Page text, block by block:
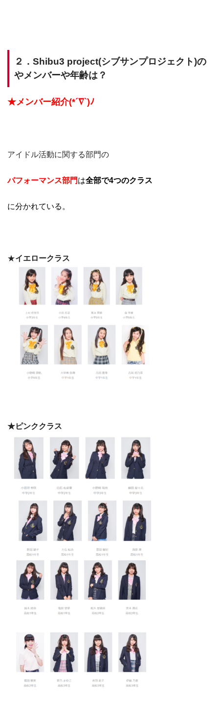
２．Shibu3 project(シブサンプロジェクト)の
やメンバーや年齢は？
★メンバー紹介(*´∇`)ﾉ
アイドル活動に関する部門の
パフォーマンス部門は全部で4つのクラス
に分かれている。
★イエロークラス
★ピンククラス